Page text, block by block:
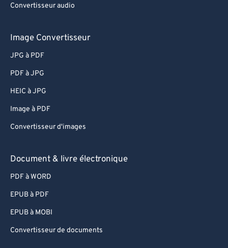
Convertisseur audio
Image Convertisseur
JPG à PDF
PDF à JPG
HEIC à JPG
Image à PDF
Convertisseur d'images
Document & livre électronique
PDF à WORD
EPUB à PDF
EPUB à MOBI
Convertisseur de documents